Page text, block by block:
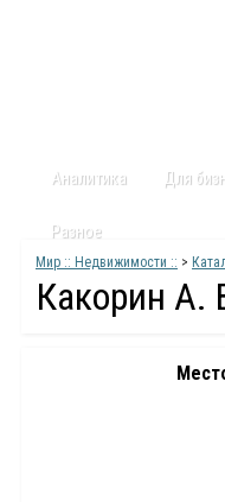
Аналитика Для
Разное
Мир :: Недвижимости :: >
Какорин А.